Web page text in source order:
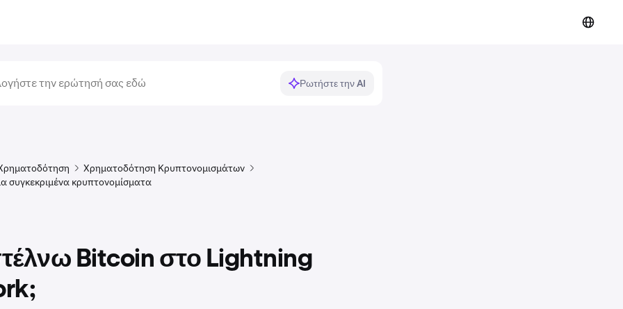
Ρωτήστε την AI
Χρηματοδότηση Κρυπτονομισμάτων
συγκεκριμένα κρυπτονομίσματα
Bitcoin στο Lightning